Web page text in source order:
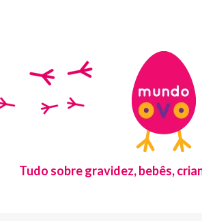
Tudo sobre gravidez, bebês,